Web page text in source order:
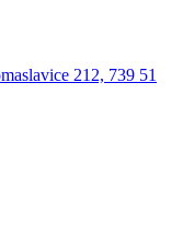
212, 739 51